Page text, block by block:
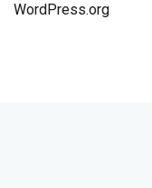
WordPress.org